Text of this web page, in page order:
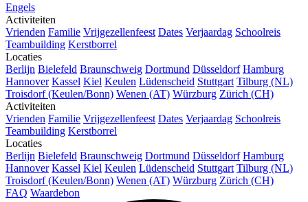
Engels
Activiteiten
Vrienden Familie Vrijgezellenfeest Dates Verjaardag Schoolreis
Teambuilding Kerstborrel
Locaties
Berlijn Bielefeld Braunschweig Dortmund Düsseldorf Hamburg
Hannover Kassel Kiel Keulen Lüdenscheid Stuttgart Tilburg (NL)
Troisdorf (Keulen/Bonn) Wenen (AT) Würzburg Zürich (CH)
Activiteiten
Vrienden Familie Vrijgezellenfeest Dates Verjaardag Schoolreis
Teambuilding Kerstborrel
Locaties
Berlijn Bielefeld Braunschweig Dortmund Düsseldorf Hamburg
Hannover Kassel Kiel Keulen Lüdenscheid Stuttgart Tilburg (NL)
Troisdorf (Keulen/Bonn) Wenen (AT) Würzburg Zürich (CH)
FAQ Waardebon